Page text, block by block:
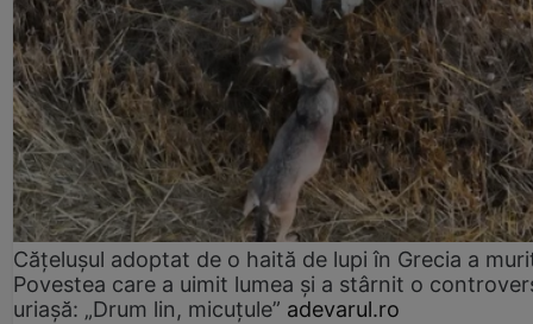
Cățelușul adoptat de o haită de lupi în Grecia a
Povestea care a uimit lumea și a stârnit o
uriașă: „Drum lin, micuțule” adevarul.ro